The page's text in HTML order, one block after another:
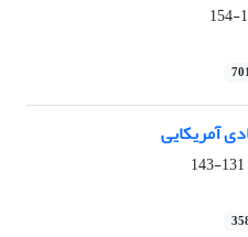
آمریکایی
131-143